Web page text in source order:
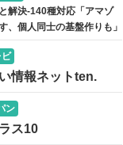
と解決-140種対応「アマゾ
、個人同士の基盤作りも」
情報ネットten.
ン
ス10